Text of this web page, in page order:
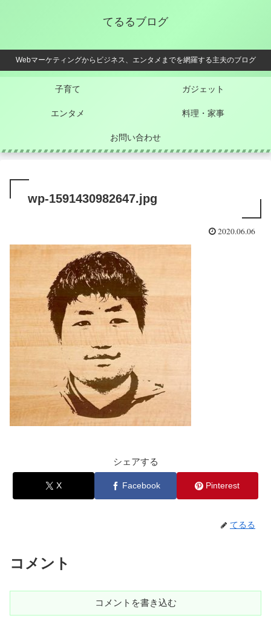
てるるブログ
Webマーケティングからビジネス、エンタメまでを網羅する主夫のブログ
子育て ガジェット
エンタメ 料理・家事
お問い合わせ
wp-1591430982647.jpg
2020.06.06
シェアする
X Facebook Pinterest
てるる
コメント
コメントを書き込む